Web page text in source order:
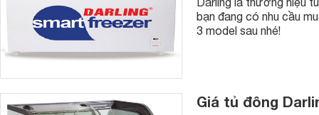
bạn đang có nhu cầu
3 model sau nhé!
Giá tủ đông